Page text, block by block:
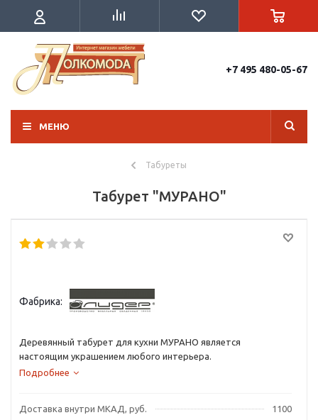
+7 495 480-05-67
МЕНЮ
Табуреты
Табурет "МУРАНО"
Фабрика:
Деревянный табурет для кухни МУРАНО является
настоящим украшением любого интерьера.
Подробнее
Доставка внутри МКАД, руб.
1100